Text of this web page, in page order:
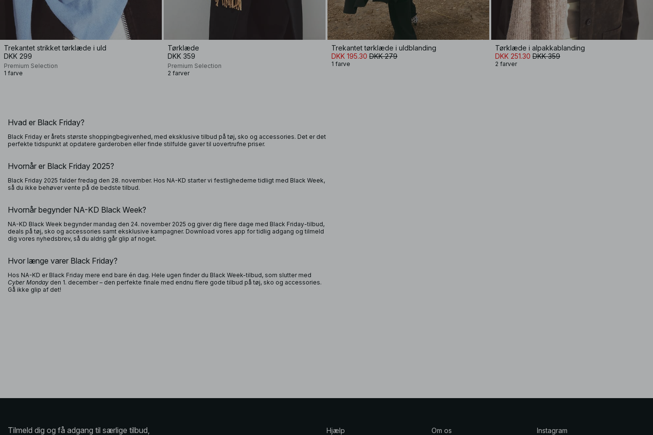
Trekantet strikket tørklæde i uld
DKK 299
Premium Selection
1 farve
Tørklæde
DKK 359
Premium Selection
2 farver
Trekantet tørklæde i uldblanding
DKK 195.30 DKK 279
1 farve
Tørklæde i alpakkablanding
DKK 251.30 DKK 359
2 farver
Hvad er Black Friday?
Black Friday er årets største shoppingbegivenhed, med eksklusive tilbud på tøj, sko og accessories. Det er det
perfekte tidspunkt at opdatere garderoben eller finde stilfulde gaver til uovertrufne priser.
Hvornår er Black Friday 2025?
Black Friday 2025 falder fredag den 28. november. Hos NA-KD starter vi festlighederne tidligt med Black Week,
så du ikke behøver vente på de bedste tilbud.
Hvornår begynder NA-KD Black Week?
NA-KD Black Week begynder mandag den 24. november 2025 og giver dig flere dage med Black Friday-tilbud,
deals på tøj, sko og accessories samt eksklusive kampagner. Download vores app for tidlig adgang og tilmeld
dig vores nyhedsbrev, så du aldrig går glip af noget.
Hvor længe varer Black Friday?
Hos NA-KD er Black Friday mere end bare én dag. Hele ugen finder du Black Week-tilbud, som slutter med
Cyber Monday den 1. december – den perfekte finale med endnu flere gode tilbud på tøj, sko og accessories.
Gå ikke glip af det!
Tilmeld dig og få adgang til særlige tilbud, Hjælp Om os Instagram